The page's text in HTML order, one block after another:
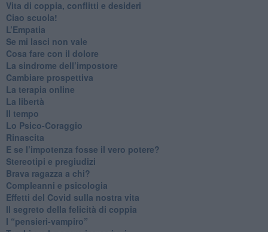
​Vita di coppia, conflitti e desideri
​Ciao scuola!
​L’Empatia
​Se mi lasci non vale
Cosa fare con il dolore
​La sindrome dell’impostore
​Cambiare prospettiva
La terapia online
La libertà
​Il tempo
​Lo Psico-Coraggio
Rinascita
​E se l’impotenza fosse il vero potere?
Stereotipi e pregiudizi
​Brava ragazza a chi?
​Compleanni e psicologia
Effetti del Covid sulla nostra vita
Il segreto della felicità di coppia
​I “pensieri-vampiro”